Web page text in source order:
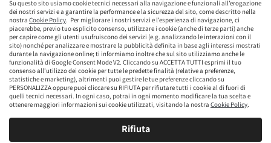
Su questo sito usiamo cookie tecnici necessari alla navigazione e funzionali all’erogazione
dei nostri servizi e a garantire la performance e la sicurezza del sito, come descritto nella
nostra Cookie Policy. Per migliorare i nostri servizi e l’esperienza di navigazione, ci
piacerebbe, previo tuo esplicito consenso, utilizzare i cookie (anche di terze parti) anche
per capire come gli utenti usufruiscono dei servizi (e.g. analizzando le interazioni con il
sito) nonché per analizzare e mostrare la pubblicità definita in base agli interessi mostrati
durante la navigazione online; ti informiamo inoltre che sul sito utilizziamo anche le
funzionalità di Google Consent Mode V2. Cliccando su ACCETTA TUTTI esprimi il tuo
consenso all’utilizzo dei cookie per tutte le predette finalità (relative a preferenze,
statistiche e marketing), altrimenti puoi gestire le tue preferenze cliccando su
PERSONALIZZA oppure puoi cliccare su RIFIUTA per rifiutare tutti i cookie al di fuori di
quelli tecnici necessari. In ogni caso, potrai in ogni momento modificare la tua scelta e
ottenere maggiori informazioni sui cookie utilizzati, visitando la nostra Cookie Policy.
Rifiuta
brumbrum S.p.A a socio unico - CF / P.IVA 09323210964 - Numero REA: MI - 2083307 -
Capitale Sociale: Euro 218.547,65 i.v.
Sede Legale Via Leningrado 8, 20161 Milano MI
Società soggetta alla direzione e coordinamento di Aramis Group S.A.
Società soggetta al controllo IVASS, consulta gli estremi dell'iscrizione al sito
www.servizi.ivass.it